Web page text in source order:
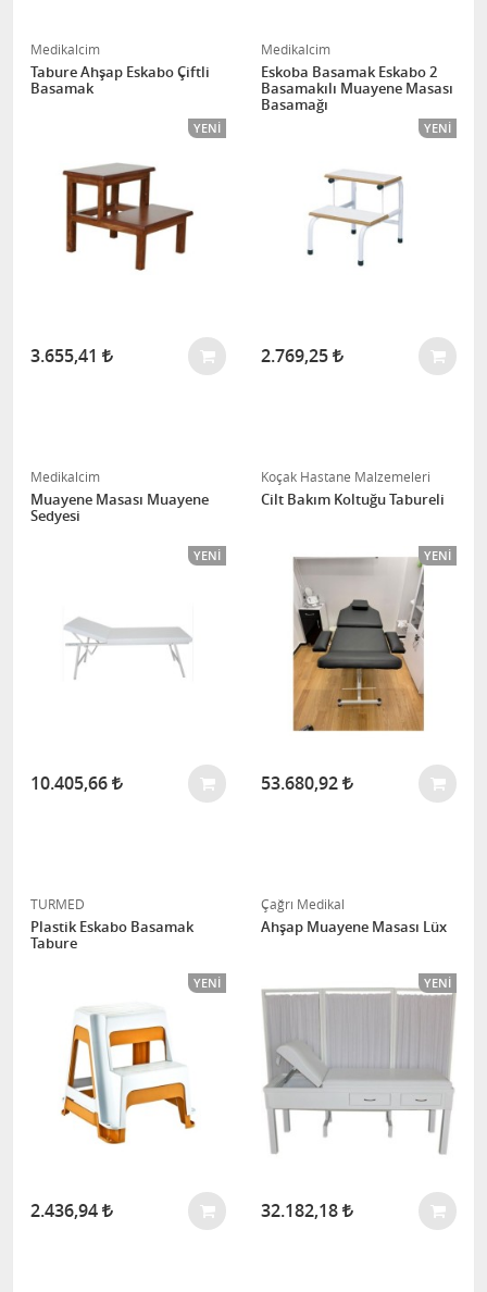
Medikalcim
Tabure Ahşap Eskabo Çiftli
Basamak
YENI
3.655,41
Medikalcim
Eskoba Basamak Eskabo 2
Basamakılı Muayene Masası
Basamağı
YENI
2.769,25
Medikalcim
Muayene Masası Muayene
Sedyesi
YENI
10.405,66
Koçak Hastane Malzemeleri
Cilt Bakım Koltuğu Tabureli
YENI
53.680,92
TURMED
Plastik Eskabo Basamak
Tabure
YENI
2.436,94
Çağrı Medikal
Ahşap Muayene Masası Lüx
YENI
32.182,18